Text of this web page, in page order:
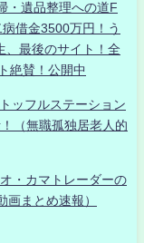
・遺品整理への道F
借金3500万円！う
、最後のサイト！全
絶賛！公開中
ッフルステーション
（無職孤独居老人的
・カマトレーダーの
まとめ速報）